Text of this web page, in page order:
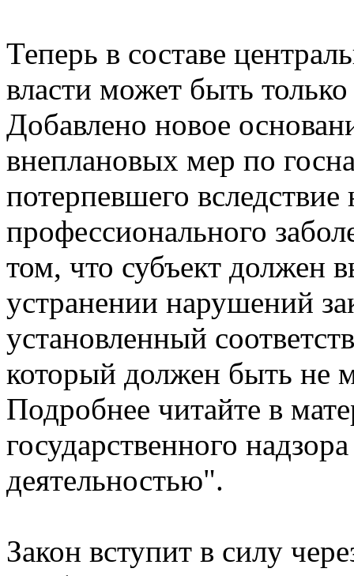
Теперь в составе
власти может быть
Добавлено новое
внеплановых мер по
потерпевшего
профессионального
том, что субъект должен
устранении нарушений
установленный
который должен быть не
Подробнее читайте в
государственного
деятельностью".
Закон вступит в силу